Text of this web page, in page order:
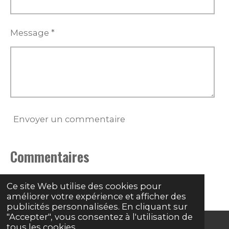
Ce site Web utilise des cookies pour
améliorer votre expérience et afficher des
publicités personnalisées. En cliquant sur
"Accepter", vous consentez à l'utilisation de
Message *
Envoyer un commentaire
Commentaires
Il n'y a pas encore de commentaire.